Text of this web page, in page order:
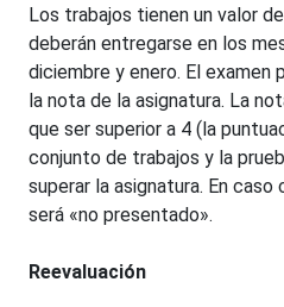
Los trabajos tienen un valor
deberán entregarse en los
diciembre y enero. El examen
la nota de la asignatura. La
que ser superior a 4 (la
conjunto de trabajos y la
superar la asignatura. En
será «no presentado».
Reevaluación